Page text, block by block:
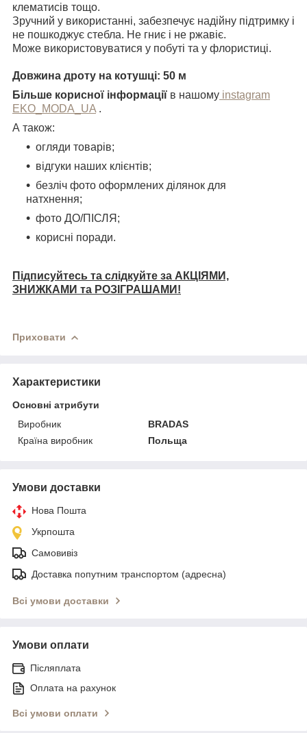
клематисів тощо.
Зручний у використанні, забезпечує надійну підтримку і
не пошкоджує стебла. Не гниє і не ржавіє.
Може використовуватися у побуті та у флористиці.
Довжина дроту на котушці: 50 м
Більше корисної інформації в нашому instagram
EKO_MODA_UA .
А також:
огляди товарів;
відгуки наших клієнтів;
безліч фото оформлених ділянок для
натхнення;
фото ДО/ПІСЛЯ;
корисні поради.
Підписуйтесь та слідкуйте за АКЦІЯМИ,
ЗНИЖКАМИ та РОЗІГРАШАМИ!
Приховати
Характеристики
Основні атрибути
Виробник
BRADAS
Країна виробник
Польща
Умови доставки
Нова Пошта
Укрпошта
Самовивіз
Доставка попутним транспортом (адресна)
Всі умови доставки
Умови оплати
Післяплата
Оплата на рахунок
Всі умови оплати